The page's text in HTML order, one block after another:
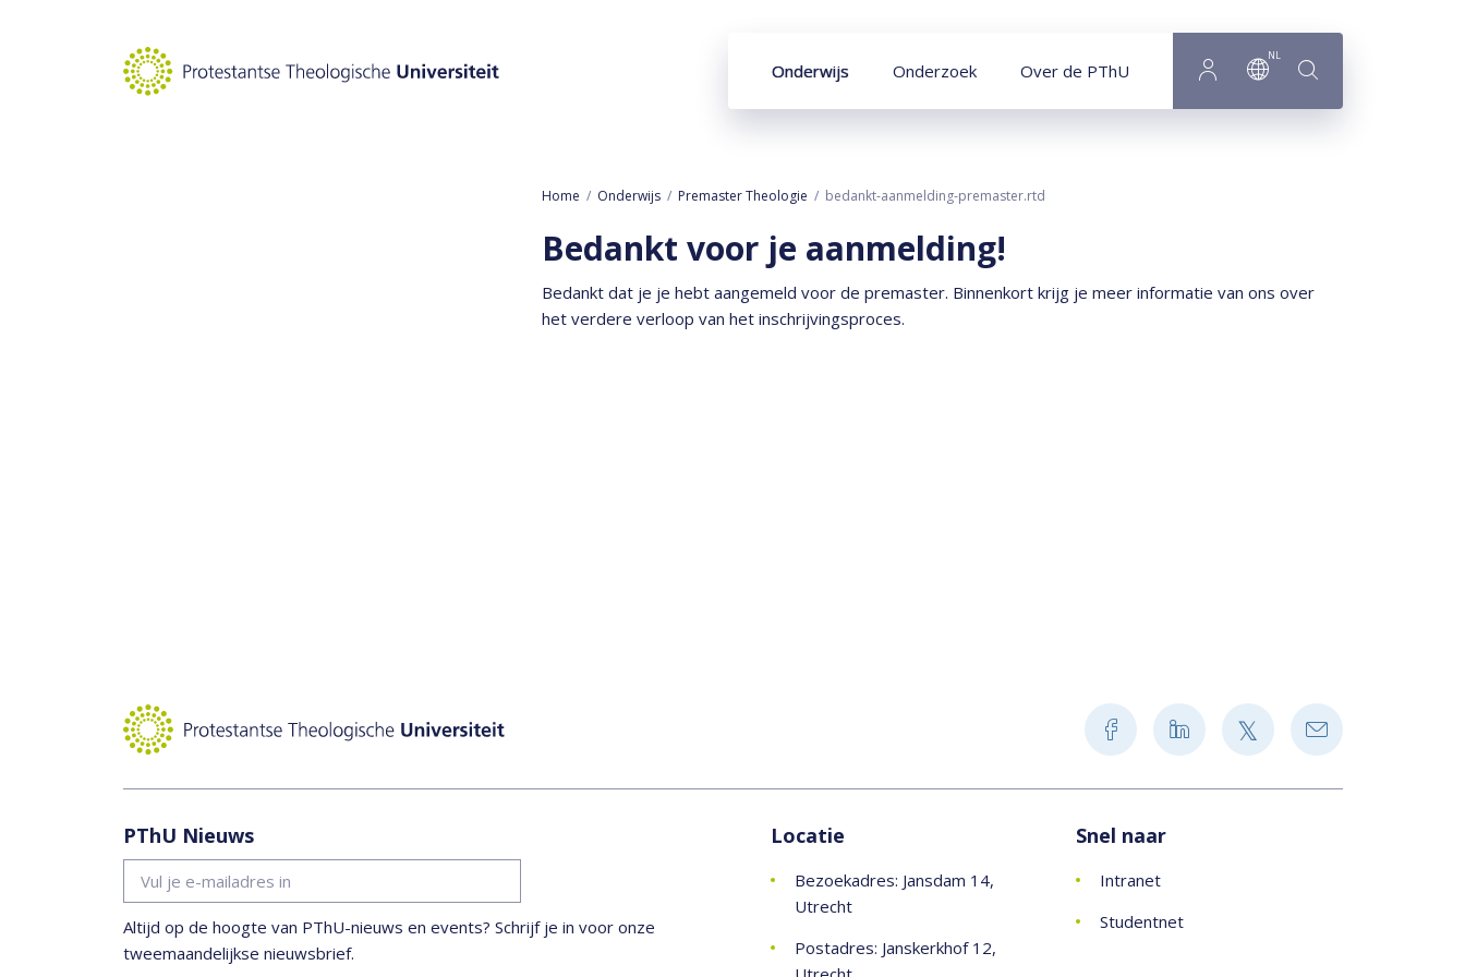
Onderwijs Onderzoek Over de PThU
NL
Home Onderwijs Premaster Theologie bedankt-aanmelding-premaster.rtd
Bedankt voor je aanmelding!
Bedankt dat je je hebt aangemeld voor de premaster. Binnenkort krijg je meer informatie van ons over
het verdere verloop van het inschrijvingsproces.
PThU Nieuws
Altijd op de hoogte van PThU-nieuws en events? Schrijf je in voor onze
tweemaandelijkse nieuwsbrief.
Locatie
Bezoekadres: Jansdam 14,
Utrecht
Postadres: Janskerkhof 12,
Snel naar
Intranet
Studentnet